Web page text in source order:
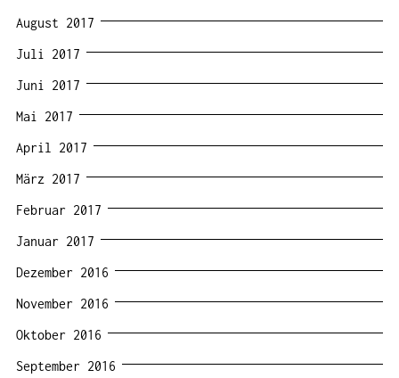
August 2017
Juli 2017
Juni 2017
Mai 2017
April 2017
März 2017
Februar 2017
Januar 2017
Dezember 2016
November 2016
Oktober 2016
September 2016